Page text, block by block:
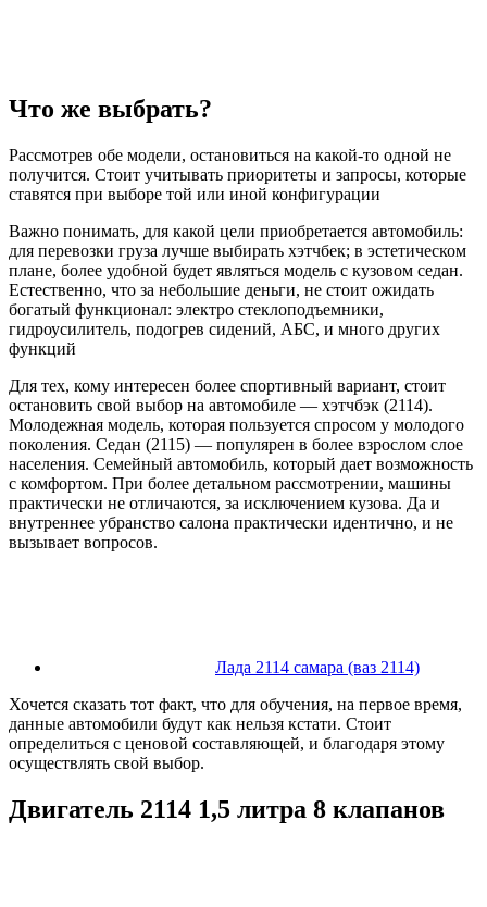
Что же выбрать?
Рассмотрев обе модели, остановиться на какой-то одной не
получится. Стоит учитывать приоритеты и запросы, которые
ставятся при выборе той или иной конфигурации
Важно понимать, для какой цели приобретается автомобиль:
для перевозки груза лучше выбирать хэтчбек; в эстетическом
плане, более удобной будет являться модель с кузовом седан.
Естественно, что за небольшие деньги, не стоит ожидать
богатый функционал: электро стеклоподъемники,
гидроусилитель, подогрев сидений, АБС, и много других
функций
Для тех, кому интересен более спортивный вариант, стоит
остановить свой выбор на автомобиле — хэтчбэк (2114).
Молодежная модель, которая пользуется спросом у молодого
поколения. Седан (2115) — популярен в более взрослом слое
населения. Семейный автомобиль, который дает возможность
с комфортом. При более детальном рассмотрении, машины
практически не отличаются, за исключением кузова. Да и
внутреннее убранство салона практически идентично, и не
вызывает вопросов.
Лада 2114 самара (ваз 2114)
Хочется сказать тот факт, что для обучения, на первое время,
данные автомобили будут как нельзя кстати. Стоит
определиться с ценовой составляющей, и благодаря этому
осуществлять свой выбор.
Двигатель 2114 1,5 литра 8 клапанов